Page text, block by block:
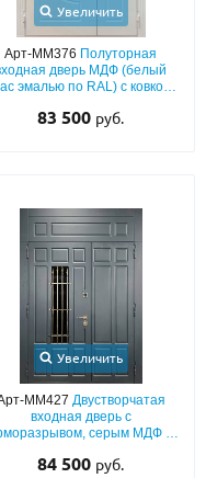
Увеличить
Арт-ММ376 Полуторная
дверь МДФ (белый
эмалью по RAL) с ковкой и
83 500 руб.
Увеличить
ММ427 Двустворчатая
входная дверь с
серым МДФ со
верхней вставкой
84 500 руб.